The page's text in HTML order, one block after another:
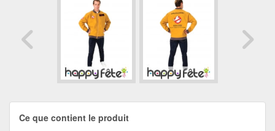
Ce que contient le produit